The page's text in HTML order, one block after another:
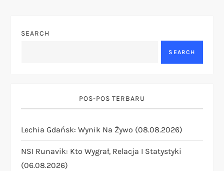
a
g
a
t
SEARCH
SEARCH
POS-POS TERBARU
Lechia Gdańsk: Wynik Na Żywo (08.08.2026)
NSI Runavik: Kto Wygrał, Relacja I Statystyki
(06.08.2026)